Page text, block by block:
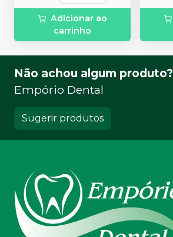
Adicionar ao
carrinho
Não achou algum produto?
Empório Dental
Sugerir produtos